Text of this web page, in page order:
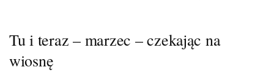
Tu i teraz – marzec – czekając na
wiosnę